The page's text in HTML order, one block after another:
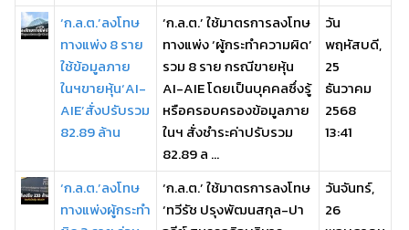
‘ก.ล.ต.’ลงโทษ
ทางแพ่ง 8 ราย
ใช้ข้อมูลภาย
ในฯขายหุ้น‘AI-
AIE’สั่งปรับรวม
82.89 ล้าน
‘ก.ล.ต.’ ใช้มาตรการลงโทษ
ทางแพ่ง ‘ผู้กระทำความผิด’
รวม 8 ราย กรณีขายหุ้น
AI-AIE โดยเป็นบุคคลซึ่งรู้
หรือครอบครองข้อมูลภาย
ในฯ สั่งชำระค่าปรับรวม
82.89 ล ...
วัน
พฤหัสบดี,
25
ธันวาคม
2568
13:41
‘ก.ล.ต.’ลงโทษ
ทางแพ่งผู้กระทำ
‘ก.ล.ต.’ ใช้มาตรการลงโทษ
‘ทวีรัช ปรุงพัฒนสกุล-ปา
วันจันทร์,
26